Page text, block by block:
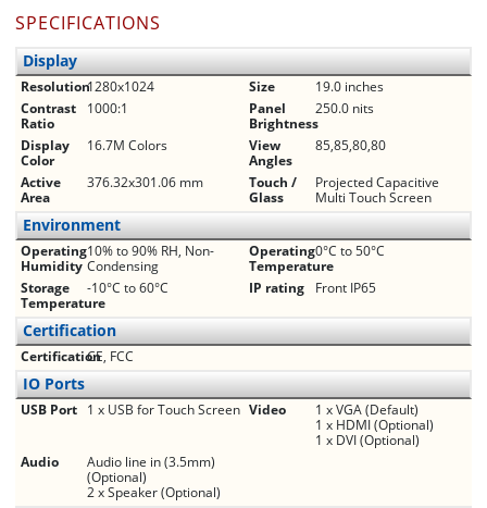
SPECIFICATIONS
Display
Resolution1280x1024 Size
19.0 inches
Contrast
Ratio
1000:1
Panel
Brightness
250.0 nits
Display
Color
16.7M Colors
View
Angles
85,85,80,80
Active
Area
376.32x301.06 mm
Touch /
Glass
Projected Capacitive
Multi Touch Screen
Environment
Operating
Humidity
10% to 90% RH, Non-
Condensing
Operating
Temperature
0°C to 50°C
Storage
Temperature
-10°C to 60°C IP rating Front IP65
Certification
CertificationCE, FCC
IO Ports
USB Port 1 x USB for Touch Screen Video
1 x VGA (Default)
1 x HDMI (Optional)
1 x DVI (Optional)
Audio
Audio line in (3.5mm)
(Optional)
2 x Speaker (Optional)